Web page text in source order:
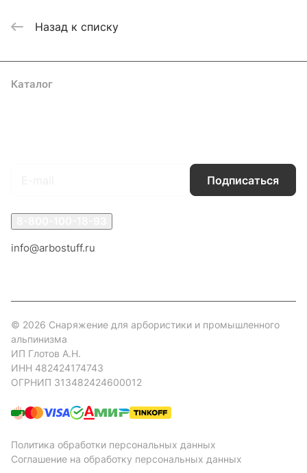
Назад к списку
Каталог
Подписаться
info@arbostuff.ru
© 2026 Снаряжение для арбористики и промышленного
альпинизма
ИП Глотов А.Н.
ИНН 482424174743
ОГРНИП 313482424600012
Политика обработки персональных данных
Соглашение на обработку персональных данных